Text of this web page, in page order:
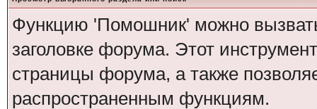
Функцию 'Помошник' можно
заголовке форума. Этот
страницы форума, а также
распространенным функциям.